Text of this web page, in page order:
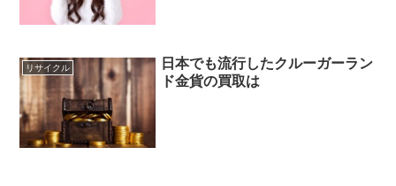
リサイクル
日本でも流行したクルーガーラン
ド金貨の買取は